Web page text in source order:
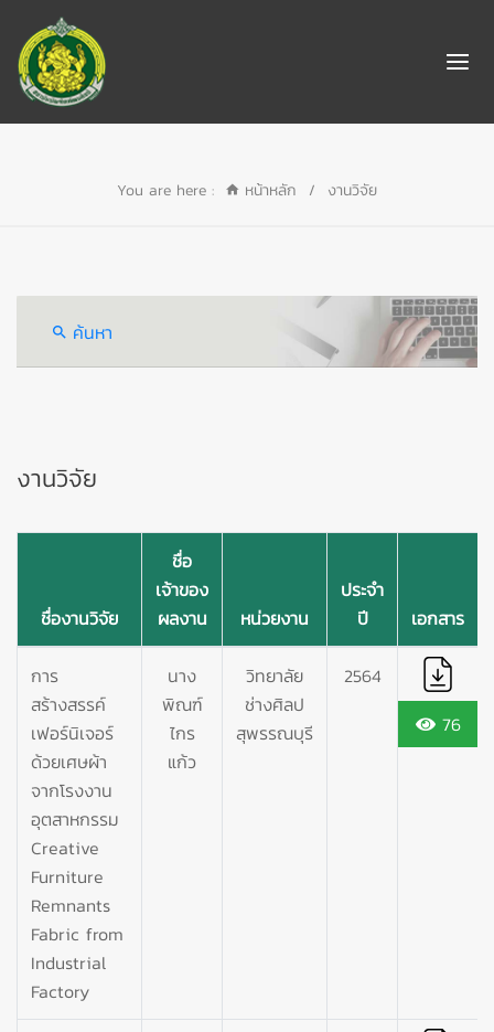
You are here : หน้าหลัก / งานวิจัย
ค้นหา
งานวิจัย
ชื่องานวิจัย
ชื่อ
เจ้าของ
ผลงาน
หน่วยงาน
ประจำ
ปี
เอกสาร
การ
สร้างสรรค์
เฟอร์นิเจอร์
ด้วยเศษผ้า
จากโรงงาน
อุตสาหกรรม
Creative
Furniture
Remnants
Fabric from
Industrial
Factory
นาง
พิณฑ์
ไกร
แก้ว
วิทยาลัย
ช่างศิลป
สุพรรณบุรี
2564
76